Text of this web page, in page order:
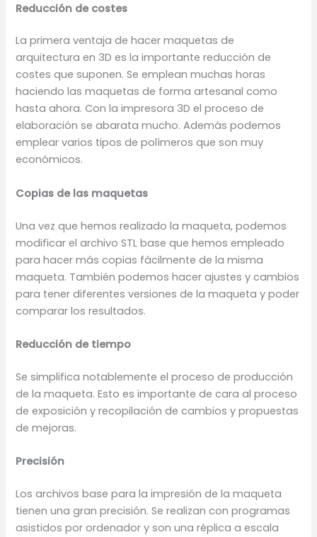
Reducción de costes
La primera ventaja de hacer maquetas de
arquitectura en 3D es la importante reducción de
costes que suponen. Se emplean muchas horas
haciendo las maquetas de forma artesanal como
hasta ahora. Con la impresora 3D el proceso de
elaboración se abarata mucho. Además podemos
emplear varios tipos de polímeros que son muy
económicos.
Copias de las maquetas
Una vez que hemos realizado la maqueta, podemos
modificar el archivo STL base que hemos empleado
para hacer más copias fácilmente de la misma
maqueta. También podemos hacer ajustes y cambios
para tener diferentes versiones de la maqueta y poder
comparar los resultados.
Reducción de tiempo
Se simplifica notablemente el proceso de producción
de la maqueta. Esto es importante de cara al proceso
de exposición y recopilación de cambios y propuestas
de mejoras.
Precisión
Los archivos base para la impresión de la maqueta
tienen una gran precisión. Se realizan con programas
asistidos por ordenador y son una réplica a escala